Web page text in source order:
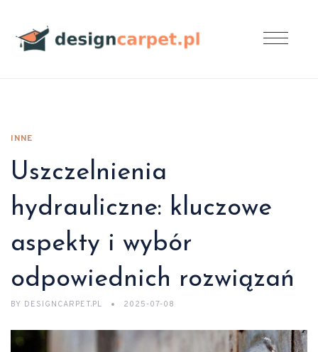
INNE
Uszczelnienia
hydrauliczne: kluczowe
aspekty i wybór
odpowiednich rozwiązań
BY DESIGNCARPET.PL 2025-07-08